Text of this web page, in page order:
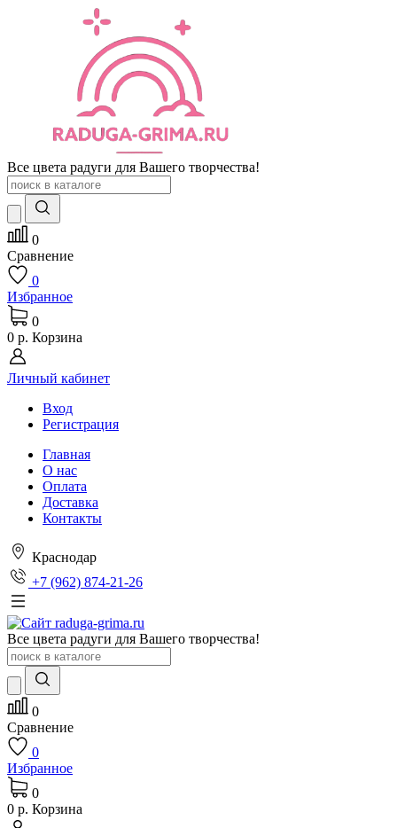
Все цвета радуги для Вашего творчества!
0
Сравнение
0
Избранное
0
0 р. Корзина
Личный кабинет
Вход
Регистрация
Главная
О нас
Оплата
Доставка
Контакты
Краснодар
+7 (962) 874-21-26
Все цвета радуги для Вашего творчества!
0
Сравнение
0
Избранное
0
0 р. Корзина